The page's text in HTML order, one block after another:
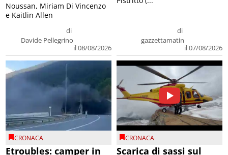
di
Davide Pellegrino
il 08/08/2026
Noussan, Miriam Di Vincenzo
e Kaitlin Allen
di
gazzettamatin
il 07/08/2026
CRONACA
Etroubles: camper in
CRONACA
Scarica di sassi sul